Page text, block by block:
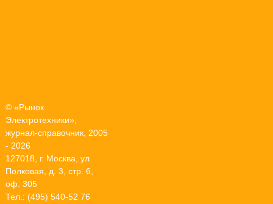
© «Рынок
Электротехники»,
журнал-справочник, 2005
- 2026
127018, г. Москва, ул.
Полковая, д. 3, стр. 6,
оф. 305
Тел.: (495) 540-52 76